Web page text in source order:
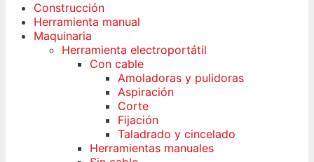
Construcción
Herramienta manual
Maquinaria
Herramienta electroportátil
Con cable
Amoladoras y pulidoras
Aspiración
Corte
Fijación
Taladrado y cincelado
Herramientas manuales